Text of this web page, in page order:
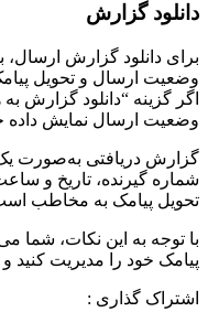
دانلود گزارش
برای دانلود گزارش
وضعیت ارسال و تحویل
اگر گزینه “دانلود گزارش
وضعیت ارسال نمایش داده
گزارش دریافتی به‌صورت
شماره گیرنده، تاریخ و
تحویل پیامک به مخاطب
با توجه به این نکات، شما
پیامک خود را مدیریت کنید
اشتراک گذاری :